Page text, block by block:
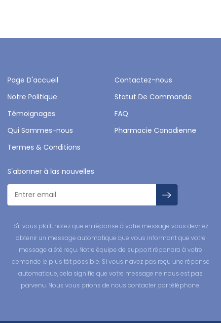
Page D'accueil
Contactez-nous
Notre Politique
Statut De Commande
Témoignages
FAQ
Qui Sommes-nous
Pharmacie Canadienne
Termes & Conditions
S'abonner à las nouvelles
S'il vous plaît, notez que en réponse à votre message vous devriez
obtenir un message automatique que vous informant que votre
message a été reçu. Notre équipe de support répondra à votre
demande le plus tôt possible. Si vous n'avez pas reçu une réponse
automatique, cela signifie que votre message ne nous est pas
parvenu. Nous vous prions de nous contacter par téléphone.